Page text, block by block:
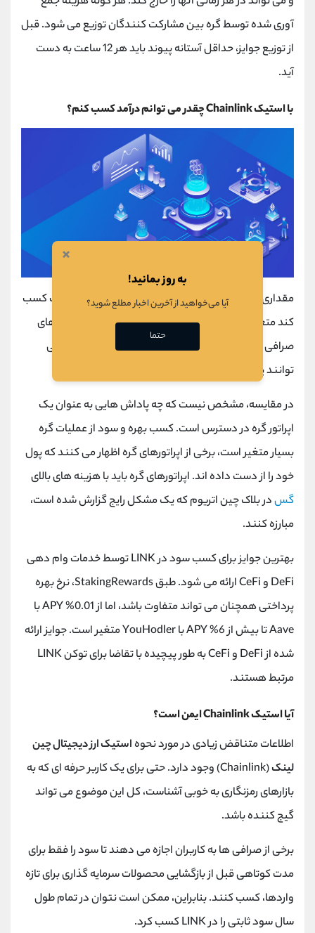
آوری شده توسط گره بین مشارکت کنندگان توزیع می شود. قبل
از توزیع جوایز، حداقل آستانه پیوند باید هر 12 ساعت به دست
آید.
با استیک Chainlink چقدر می توانم درآمد کسب کنم؟
مقداری که کاربر می تواند از استیک ارز دیجیتال چین لینک کسب
کند متغیر است و به مسیر انتخابی بستگی دارد. پاداش‌ های
صرافی در قسمت پایینی و کمترین درآمد قرار دارند، اما می
‌توانند پایدارتر باشند.
در مقایسه، مشخص نیست که چه پاداش هایی به عنوان یک
اپراتور گره در دسترس است. کسب بهره و سود از عملیات گره
بسیار متغیر است، برخی از اپراتورهای گره اظهار می کنند که پول
خود را از دست داده اند. اپراتورهای گره باید با هزینه های بالای
گسدر بلاک چین اتریوم که یک مشکل رایج گزارش شده است،
مبارزه کنند.
بهترین جوایز برای کسب سود در LINK توسط خدمات وام دهی
DeFi و CeFi ارائه می شود. طبق StakingRewards، نرخ بهره
پرداختی همچنان می ‌تواند متفاوت باشد، اما از 0.01% APY با
Aave تا بیش از 6% APY با YouHodler متغیر است. جوایز ارائه
شده از DeFi و CeFi به طور پیچیده با تقاضا برای توکن LINK
مرتبط هستند.
آیا استیک Chainlink ایمن است؟
اطلاعات متناقض زیادی در مورد نحوهاستیک ارز دیجیتال چین
لینک
(Chainlink) وجود دارد. حتی برای یک کاربر حرفه ای که به
بازارهای رمزنگاری به خوبی آشناست، کل این موضوع می تواند
گیج کننده باشد.
برخی از صرافی‌ ها به کاربران اجازه می‌ دهند تا سود را فقط برای
مدت کوتاهی قبل از بازگشایی محصولات سرمایه‌ گذاری برای تازه
‌واردها، کسب کنند. بنابراین، ممکن است نتوان در تمام طول
سال سود ثابتی را در LINK کسب کرد.
×
به روز بمانید!
آیا می‌خواهید از آخرین اخبار مطلع شوید؟
حتما